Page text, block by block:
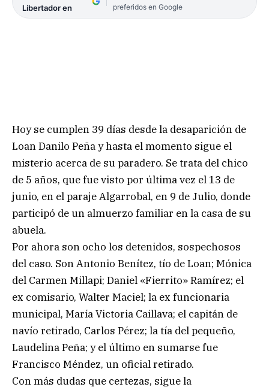
Libertador en
preferidos en Google
Hoy se cumplen 39 días desde la desaparición de
Loan Danilo Peña y hasta el momento sigue el
misterio acerca de su paradero. Se trata del chico
de 5 años, que fue visto por última vez el 13 de
junio, en el paraje Algarrobal, en 9 de Julio, donde
participó de un almuerzo familiar en la casa de su
abuela.
Por ahora son ocho los detenidos, sospechosos
del caso. Son Antonio Benítez, tío de Loan; Mónica
del Carmen Millapi; Daniel «Fierrito» Ramírez; el
ex comisario, Walter Maciel; la ex funcionaria
municipal, María Victoria Caillava; el capitán de
navío retirado, Carlos Pérez; la tía del pequeño,
Laudelina Peña; y el último en sumarse fue
Francisco Méndez, un oficial retirado.
Con más dudas que certezas, sigue la